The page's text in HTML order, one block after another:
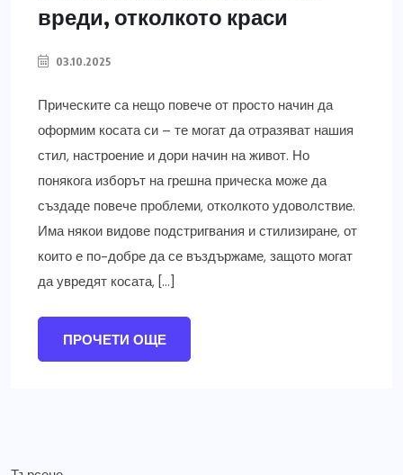
вреди, отколкото краси
03.10.2025
Прическите са нещо повече от просто начин да
оформим косата си – те могат да отразяват нашия
стил, настроение и дори начин на живот. Но
понякога изборът на грешна прическа може да
създаде повече проблеми, отколкото удоволствие.
Има някои видове подстригвания и стилизиране, от
които е по-добре да се въздържаме, защото могат
да увредят косата, […]
ПРОЧЕТИ ОЩЕ